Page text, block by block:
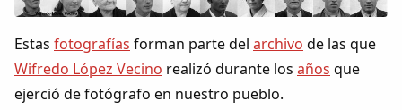
AlkoTV
Biblioteca
Estas fotografías forman parte del archivo de las que
Wifredo López Vecino realizó durante los años que
ejerció de fotógrafo en nuestro pueblo.